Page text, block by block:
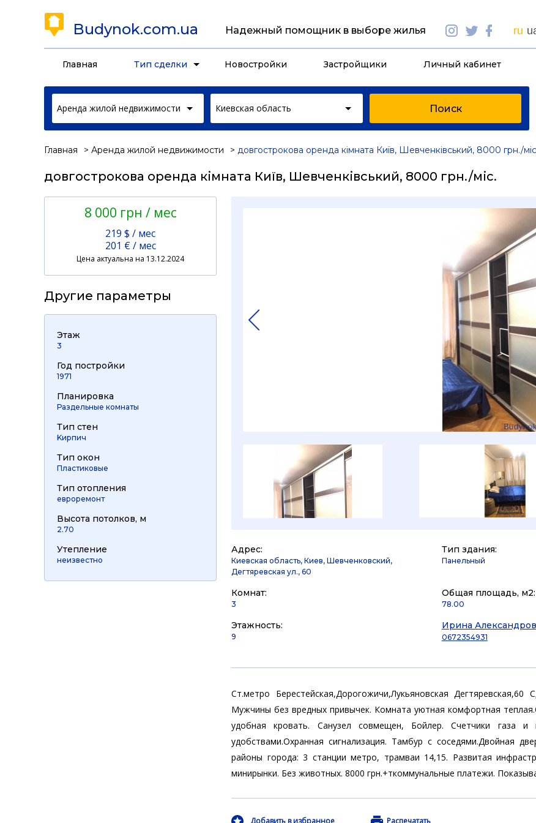
Budynok.com.ua Надежный помощник в выборе жилья ru
Главная Тип сделки Новостройки Застройщики Личный кабинет
Аренда жилой недвижимости Киевская область
Главная Аренда жилой недвижимости довгострокова оренда кімната Київ, Шевченківський, 8000 грн./
довгострокова оренда кімната Київ, Шевченківський, 8000 грн./міс.
8 000 грн / мес
219 $ / мес
201 € / мес
Цена актуальна на 13.12.2024
Другие параметры
Этаж
3
Год постройки
1971
Планировка
Раздельные комнаты
Тип стен
Kирпич
Тип окон
Пластиковые
Тип отопления
евроремонт
Высота потолков, м
2.70
Утепление
неизвестно
Адрес:
Киевская область, Киев, Шевченковский,
Дегтяревская ул., 60
Тип здания:
Панельный
Комнат:
3
Общая площадь, м2:
78.00
Этажность:
9
Ирина
0672354931
Ст.метро Берестейская,Дорогожичи,Лукьяновская
Мужчины без вредных привычек. Комната уютная комфортная
удобная кровать. Санузел совмещен, Бойлер. Счетчики газа
удобствами.Охранная сигнализация. Тамбур с соседями.Двойная
районы города: 3 станции метро, трамваи 14,15. Развитая
минирынки. Без животных. 8000 грн.+ткоммунальные платежи.
Добавить в избранное Распечатать